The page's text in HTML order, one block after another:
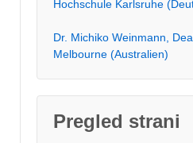
Hochschule Karlsruhe
Dr. Michiko Weinmann,
Melbourne (Australien)
Pregled strani